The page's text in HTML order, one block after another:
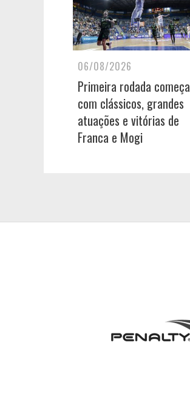
06/08/2026
Primeira rodada começa
com clássicos, grandes
atuações e vitórias de
Franca e Mogi